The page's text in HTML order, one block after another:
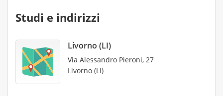
Studi e indirizzi
Livorno (LI)
Via Alessandro Pieroni, 27
Livorno (LI)